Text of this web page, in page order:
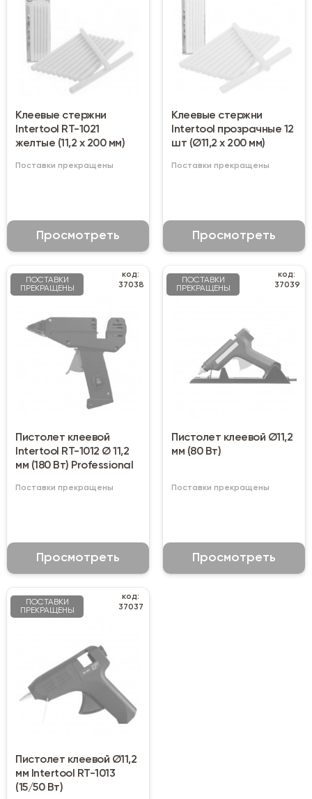
Клеевые стержни
Intertool RT-1021
желтые (11,2 х 200 мм)
Поставки прекращены
Просмотреть
Клеевые стержни
Intertool прозрачные 12
шт (Ø11,2 х 200 мм)
Поставки прекращены
Просмотреть
ПОСТАВКИ
ПРЕКРАЩЕНЫ
код:
37038
Пистолет клеевой
Intertool RT-1012 Ø 11,2
мм (180 Вт) Professional
Поставки прекращены
Просмотреть
ПОСТАВКИ
ПРЕКРАЩЕНЫ
код:
37039
Пистолет клеевой Ø11,2
мм (80 Вт)
Поставки прекращены
Просмотреть
ПОСТАВКИ
ПРЕКРАЩЕНЫ
код:
37037
Пистолет клеевой Ø11,2
мм Intertool RT-1013
(15/50 Вт)